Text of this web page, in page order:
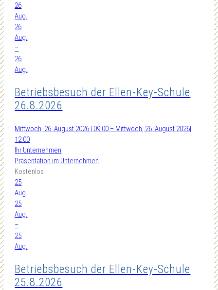
26
Aug.
26
Aug.
–
26
Aug.
Betriebsbesuch der Ellen-Key-Schule
26.8.2026
Mittwoch, 26. August 2026 | 09:00 – Mittwoch, 26. August 2026|
12:00
Ihr Unternehmen
Präsentation im Unternehmen
Kostenlos
25
Aug.
25
Aug.
–
25
Aug.
Betriebsbesuch der Ellen-Key-Schule
25.8.2026